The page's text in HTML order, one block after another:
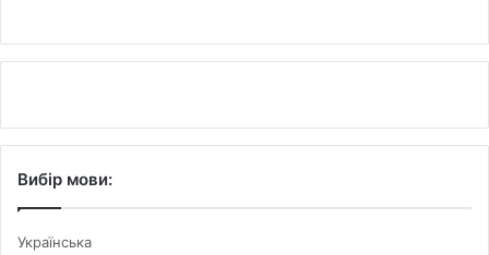
Вибір мови:
Українська